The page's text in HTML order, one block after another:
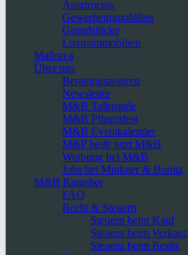
Apartments
Gewerbeimmobilien
Grundstücke
Luxusimmobilien
Mallorca
Über uns
Beratungszentren
Newsletter
M&B Talkrunde
M&B Pfingstfest
M&B Eventkalender
M&P heißt jetzt M&B
Werbung bei M&B
Jobs bei Minkner & Bonitz
M&B Ratgeber
FAQ
Recht & Steuern
Steuern beim Kauf
Steuern beim Verkauf
Steuern beim Besitz